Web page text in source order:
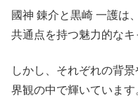
國神 錬介と黒崎 一護は
共通点を持つ魅力的なキ
しかし、それぞれの背
界観の中で輝いています